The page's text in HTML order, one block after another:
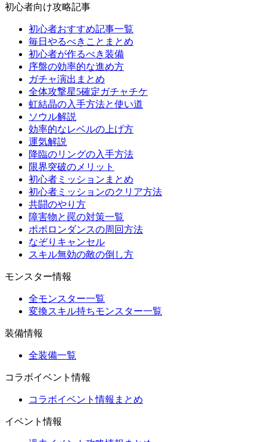
初心者向け攻略記事
初心者おすすめ記事一覧
毎日やるべきことまとめ
初心者が作るべき装備
序盤の効率的な進め方
ガチャ演出まとめ
全体攻撃星5確定ガチャチケ
虹結晶の入手方法と使い道
ソウル解説
効率的なレベルの上げ方
運気解説
降臨のリングの入手方法
限界突破のメリット
初心者ミッションまとめ
初心者ミッションのクリア方法
共闘のやり方
障害物と罠の対策一覧
ポポロンダンスの周回方法
なぞりキャンセル
スキル無効の敵の倒し方
モンスター情報
全モンスター一覧
変換スキル持ちモンスター一覧
装備情報
全装備一覧
コラボイベント情報
コラボイベント情報まとめ
イベント情報